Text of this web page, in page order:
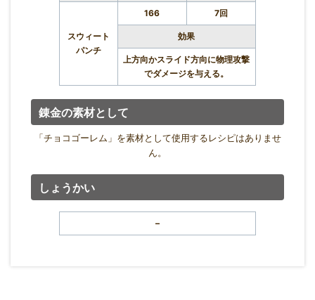
スウィート
パンチ
166 7回
効果
上方向かスライド方向に物理攻撃
でダメージを与える。
錬金の素材として
「チョコゴーレム」を素材として使用するレシピはありませ
ん。
しょうかい
–